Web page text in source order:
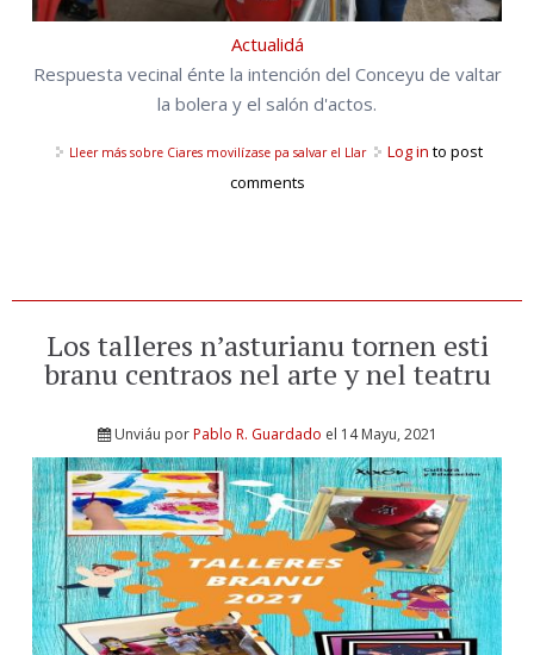
Actualidá
Respuesta vecinal énte la intención del Conceyu de valtar
la bolera y el salón d'actos.
Lleer más sobre Ciares movilízase pa salvar el Llar Log in to post
comments
Los talleres n’asturianu tornen esti
branu centraos nel arte y nel teatru
Unviáu porPablo R. Guardado el 14 Mayu, 2021